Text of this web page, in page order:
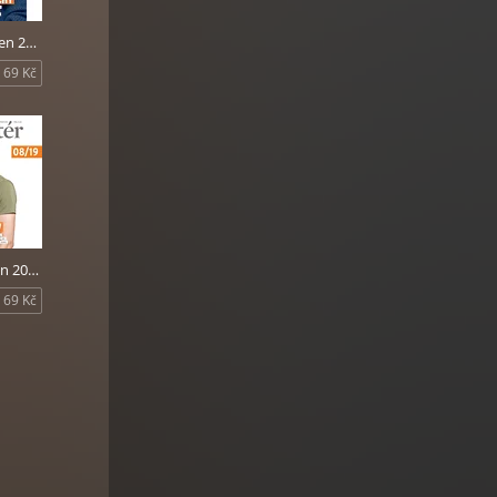
Reportér duben 2019
69 Kč
Reportér srpen 2019
69 Kč